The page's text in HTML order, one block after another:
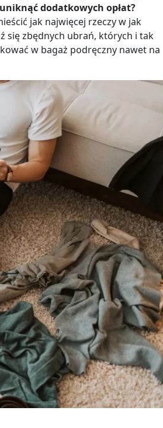
dodatkowych opłat?
jak najwięcej rzeczy w jak
się zbędnych ubrań, których i tak
w bagaż podręczny nawet na